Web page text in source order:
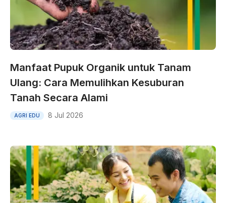
Manfaat Pupuk Organik untuk Tanam
Ulang: Cara Memulihkan Kesuburan
Tanah Secara Alami
AGRI EDU 8 Jul 2026